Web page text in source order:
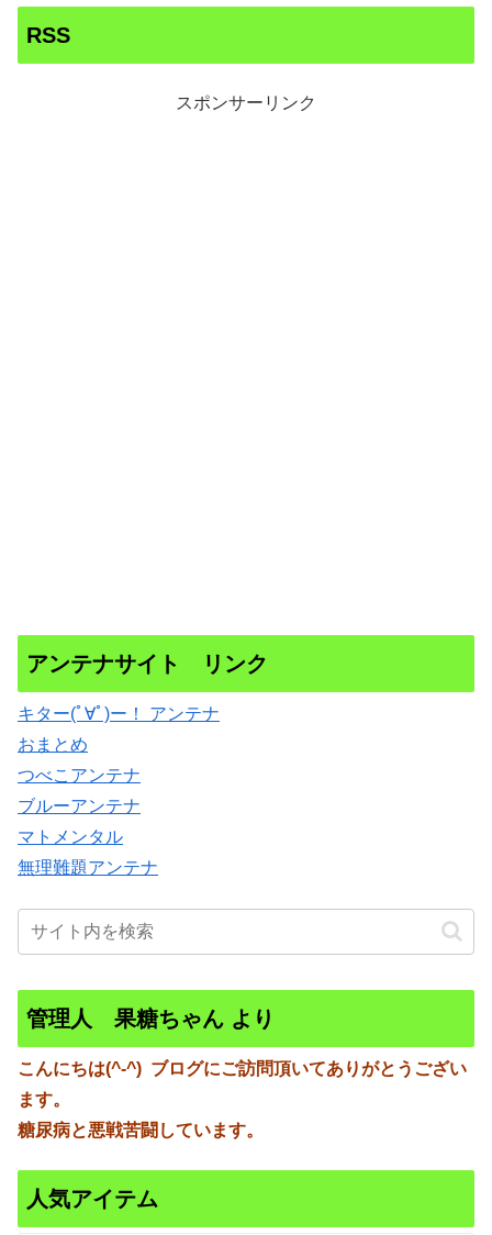
RSS
スポンサーリンク
アンテナサイト リンク
キター(ﾟ∀ﾟ)ー！ アンテナ
おまとめ
つべこアンテナ
ブルーアンテナ
マトメンタル
無理難題アンテナ
管理人 果糖ちゃん より
こんにちは(^-^) ブログにご訪問頂いてありがとうござい
ます。
糖尿病と悪戦苦闘しています。
人気アイテム